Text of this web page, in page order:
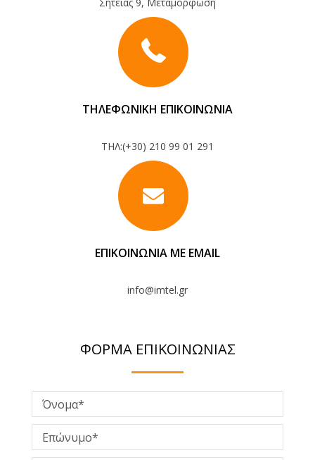
ΤΗΛΕΦΩΝΙΚΗ ΕΠΙΚΟΙΝΩΝΙΑ
ΤΗΛ:(+30) 210 99 01 291
ΕΠΙΚΟΙΝΩΝΙΑ ΜΕ EMAIL
info@imtel.gr
ΦΟΡΜΑ ΕΠΙΚΟΙΝΩΝΙΑΣ